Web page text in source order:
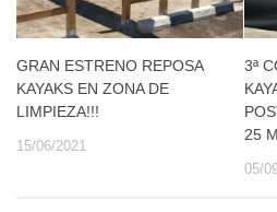
GRAN ESTRENO REPOSA
KAYAKS EN ZONA DE
LIMPIEZA!!!
15/06/2021
3ª
25
05/